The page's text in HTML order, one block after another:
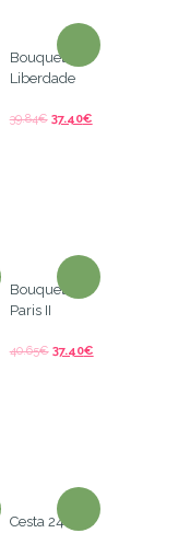
Bouquet
Liberdade
39.84€ 37.40€
Bouquet
Paris II
40.65€ 37.40€
Cesta 24